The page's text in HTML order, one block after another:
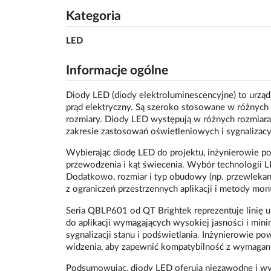
Kategoria
LED
Informacje ogólne
Diody LED (diody elektroluminescencyjne) to
prąd elektryczny. Są szeroko stosowane w
rozmiary. Diody LED występują w różnych
zakresie zastosowań oświetleniowych i
Wybierając diodę LED do projektu, inżynierowie
przewodzenia i kąt świecenia. Wybór technologii
Dodatkowo, rozmiar i typ obudowy (np.
z ograniczeń przestrzennych aplikacji i metody
Seria QBLP601 od QT Brightek reprezentuje linię
do aplikacji wymagających wysokiej jasności i
sygnalizacji stanu i podświetlania. Inżynierowie
widzenia, aby zapewnić kompatybilność z
Podsumowując, diody LED oferują niezawodne i